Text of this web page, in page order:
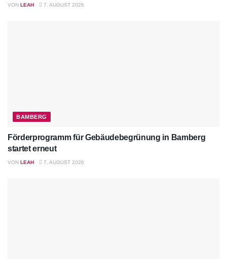
VON LEAH 7. AUGUST 2026
BAMBERG
Förderprogramm für Gebäudebegrünung in Bamberg
startet erneut
VON LEAH 7. AUGUST 2026